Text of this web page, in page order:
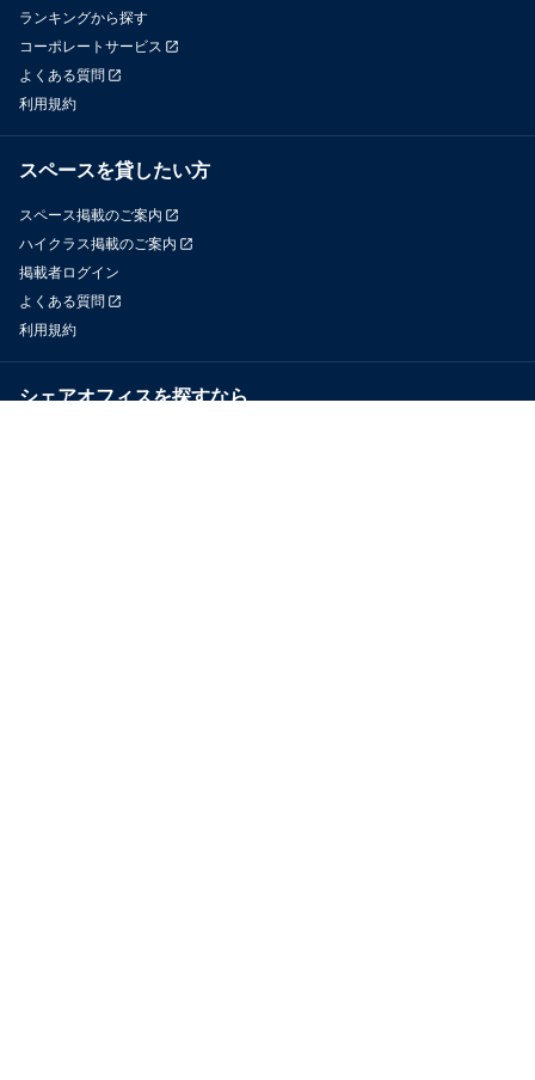
ランキングから探す
コーポレートサービス
よくある質問
利用規約
スペースを貸したい方
スペース掲載のご案内
ハイクラス掲載のご案内
掲載者ログイン
よくある質問
利用規約
シェアオフィスを探すなら